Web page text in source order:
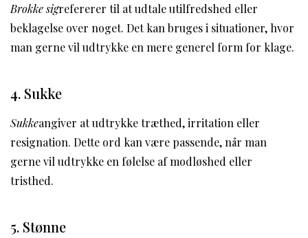
Brokke sigrefererer til at udtale utilfredshed eller
beklagelse over noget. Det kan bruges i situationer, hvor
man gerne vil udtrykke en mere generel form for klage.
4. Sukke
Sukkeangiver at udtrykke træthed, irritation eller
resignation. Dette ord kan være passende, når man
gerne vil udtrykke en følelse af modløshed eller
tristhed.
5. Stønne